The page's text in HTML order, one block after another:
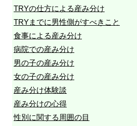
TRYの仕方による産み分け
TRYまでに男性側がすべきこと
食事による産み分け
病院での産み分け
男の子の産み分け
女の子の産み分け
産み分け体験談
産み分けの心得
性別に関する周囲の目